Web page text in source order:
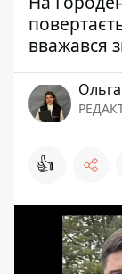
вважався
👍